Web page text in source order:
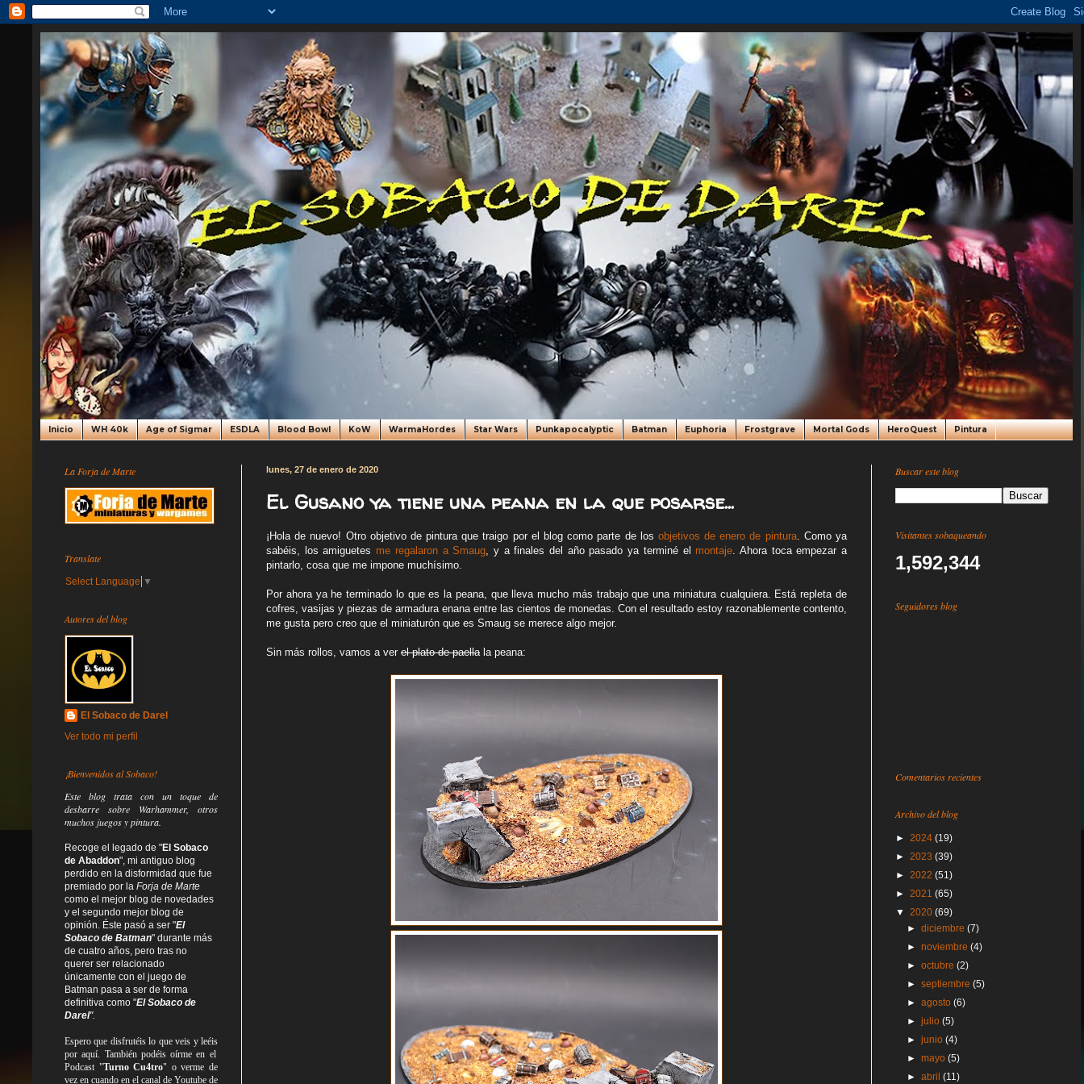
Inicio WH 40k Age of Sigmar ESDLA Blood Bowl KoW WarmaHordes Star Wars Punkapocalyptic Batman Euphoria Frostgrave Mortal Gods HeroQuest Pintura
lunes, 27 de enero de 2020
El Gusano ya tiene una peana en la que posarse...
¡Hola de nuevo! Otro objetivo de pintura que traigo por el blog como parte de los objetivos de enero de pintura. Como ya
sabéis, los amiguetes me regalaron a Smaug, y a finales del año pasado ya terminé el montaje. Ahora toca empezar a
pintarlo, cosa que me impone muchísimo.
Por ahora ya he terminado lo que es la peana, que lleva mucho más trabajo que una miniatura cualquiera. Está repleta de
cofres, vasijas y piezas de armadura enana entre las cientos de monedas. Con el resultado estoy razonablemente contento,
me gusta pero creo que el miniaturón que es Smaug se merece algo mejor.
Sin más rollos, vamos a ver el plato de paellala peana:
La Forja de Marte
Translate
Select Language ▼
Autores del blog
El Sobaco de Darel
Ver todo mi perfil
¡Bienvenidos al Sobaco!
Este blog trata con un toque de
desbarre sobre Warhammer, otros
muchos juegos y pintura.
Recoge el legado de "El Sobaco
de Abaddon", mi antiguo blog
perdido en la disformidad que fue
premiado por la Forja de Marte
como el mejor blog de novedades
y el segundo mejor blog de
opinión. Éste pasó a ser "El
Sobaco de Batman" durante más
de cuatro años, pero tras no
querer ser relacionado
únicamente con el juego de
Batman pasa a ser de forma
definitiva como "El Sobaco de
Darel".
Espero que disfrutéis lo queveis yleéis
por aquí. También podéis oírme en el
Podcast "Turno Cu4tro" o verme de
vez en cuando en el canal de Youtube de
Buscar este blog
Visitantes sobaqueando
1,592,344
Seguidores blog
Comentarios recientes
Archivo del blog
► 2024 (19)
► 2023 (39)
► 2022 (51)
► 2021 (65)
▼ 2020 (69)
►diciembre(7)
►noviembre(4)
►octubre(2)
►septiembre(5)
►agosto(6)
►julio(5)
►junio(4)
►mayo(5)
►abril(11)